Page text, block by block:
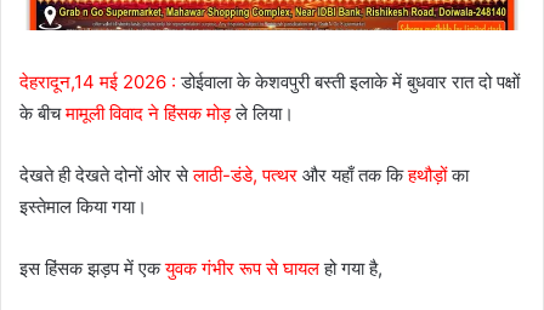
देहरादून,14 मई 2026 : डोईवाला के केशवपुरी बस्ती इलाके में बुधवार रात दो पक्षों
के बीचमामूली विवाद ने हिंसक मोड़ले लिया।
देखते ही देखते दोनों ओर सेलाठी-डंडे, पत्थर और यहाँ तक किहथौड़ोंका
इस्तेमाल किया गया।
इस हिंसक झड़प में एकयुवक गंभीर रूप से घायलहो गया है,